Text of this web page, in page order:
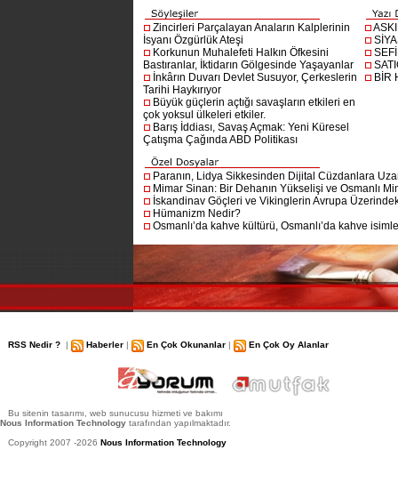
Zincirleri Parçalayan Anaların Kalplerinin
İsyanı Özgürlük Ateşi
Korkunun Muhalefeti Halkın Öfkesini
Bastıranlar, İktidarın Gölgesinde Yaşayanlar
İnkârın Duvarı Devlet Susuyor, Çerkeslerin
Tarihi Haykırıyor
Büyük güçlerin açtığı savaşların etkileri en
çok yoksul ülkeleri etkiler.
Barış İddiası, Savaş Açmak: Yeni Küresel
Çatışma Çağında ABD Politikası
BİR
Paranın, Lidya Sikkesinden Dijital Cüzdanlara
Mimar Sinan: Bir Dehanın Yükselişi ve Osmanlı
İskandinav Göçleri ve Vikinglerin Avrupa
Hümanizm Nedir?
Osmanlı’da kahve kültürü, Osmanlı’da kahve
RSS Nedir ? | Haberler | En Çok Okunanlar | En Çok Oy Alanlar
Bu sitenin tasarımı, web sunucusu hizmeti ve bakımı
Nous Information Technology tarafından yapılmaktadır.
Copyright 2007 -2026 Nous Information Technology